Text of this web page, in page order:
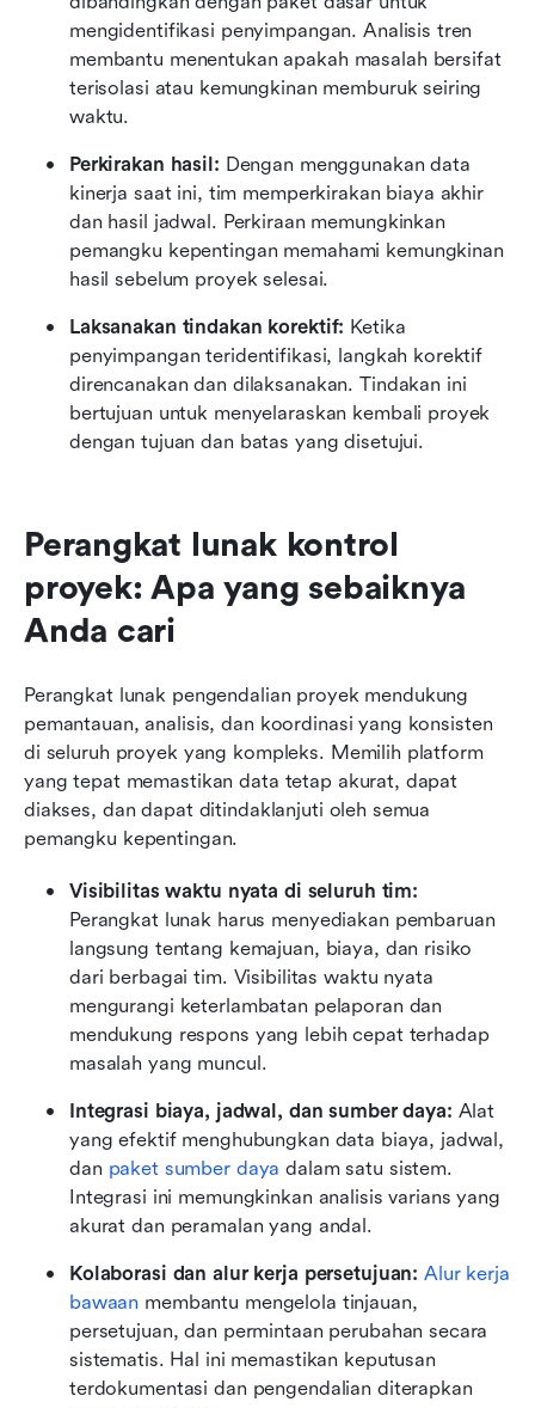
mengidentifikasi penyimpangan. Analisis tren
membantu menentukan apakah masalah bersifat
terisolasi atau kemungkinan memburuk seiring
waktu.
Perkirakan hasil: Dengan menggunakan data
kinerja saat ini, tim memperkirakan biaya akhir
dan hasil jadwal. Perkiraan memungkinkan
pemangku kepentingan memahami kemungkinan
hasil sebelum proyek selesai.
Laksanakan tindakan korektif: Ketika
penyimpangan teridentifikasi, langkah korektif
direncanakan dan dilaksanakan. Tindakan ini
bertujuan untuk menyelaraskan kembali proyek
dengan tujuan dan batas yang disetujui.
Perangkat lunak kontrol
proyek: Apa yang sebaiknya
Anda cari
Perangkat lunak pengendalian proyek mendukung
pemantauan, analisis, dan koordinasi yang konsisten
di seluruh proyek yang kompleks. Memilih platform
yang tepat memastikan data tetap akurat, dapat
diakses, dan dapat ditindaklanjuti oleh semua
pemangku kepentingan.
Perangkat lunak harus menyediakan pembaruan
langsung tentang kemajuan, biaya, dan risiko
dari berbagai tim. Visibilitas waktu nyata
mengurangi keterlambatan pelaporan dan
mendukung respons yang lebih cepat terhadap
masalah yang muncul.
Integrasi biaya, jadwal, dan sumber daya: Alat
yang efektif menghubungkan data biaya, jadwal,
dan paket sumber daya dalam satu sistem.
Integrasi ini memungkinkan analisis varians yang
akurat dan peramalan yang andal.
Kolaborasi dan alur kerja persetujuan: Alur kerja
bawaan membantu mengelola tinjauan,
persetujuan, dan permintaan perubahan secara
sistematis. Hal ini memastikan keputusan
terdokumentasi dan pengendalian diterapkan